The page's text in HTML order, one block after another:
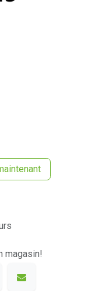
magasin!